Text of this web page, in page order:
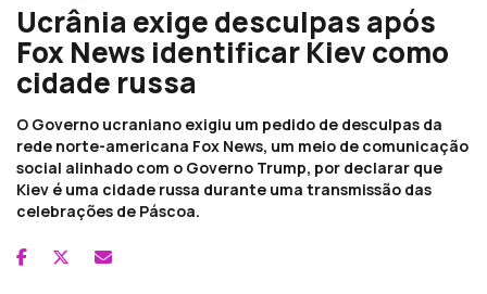
Ucrânia exige desculpas após
Fox News identificar Kiev como
cidade russa
O Governo ucraniano exigiu um pedido de desculpas da
rede norte-americana Fox News, um meio de comunicação
social alinhado com o Governo Trump, por declarar que
Kiev é uma cidade russa durante uma transmissão das
celebrações de Páscoa.